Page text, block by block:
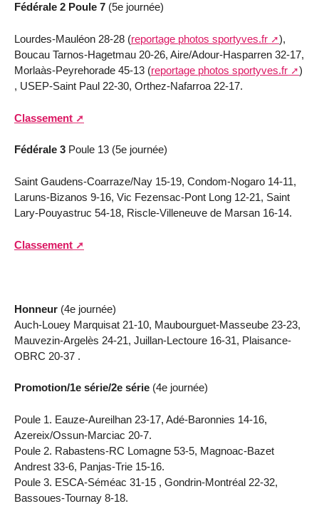
Fédérale 2 Poule 7 (5e journée)
Lourdes-Mauléon 28-28 (reportage photos sportyves.fr
),
Boucau Tarnos-Hagetmau 20-26, Aire/Adour-Hasparren 32-17,
Morlaàs-Peyrehorade 45-13 (reportage photos sportyves.fr
)
, USEP-Saint Paul 22-30, Orthez-Nafarroa 22-17.
Classement
Fédérale 3 Poule 13 (5e journée)
Saint Gaudens-Coarraze/Nay 15-19, Condom-Nogaro 14-11,
Laruns-Bizanos 9-16, Vic Fezensac-Pont Long 12-21, Saint
Lary-Pouyastruc 54-18, Riscle-Villeneuve de Marsan 16-14.
Classement
Honneur (4e journée)
Auch-Louey Marquisat 21-10, Maubourguet-Masseube 23-23,
Mauvezin-Argelès 24-21, Juillan-Lectoure 16-31, Plaisance-
OBRC 20-37 .
Promotion/1e série/2e série (4e journée)
Poule 1. Eauze-Aureilhan 23-17, Adé-Baronnies 14-16,
Azereix/Ossun-Marciac 20-7.
Poule 2. Rabastens-RC Lomagne 53-5, Magnoac-Bazet
Andrest 33-6, Panjas-Trie 15-16.
Poule 3. ESCA-Séméac 31-15 , Gondrin-Montréal 22-32,
Bassoues-Tournay 8-18.